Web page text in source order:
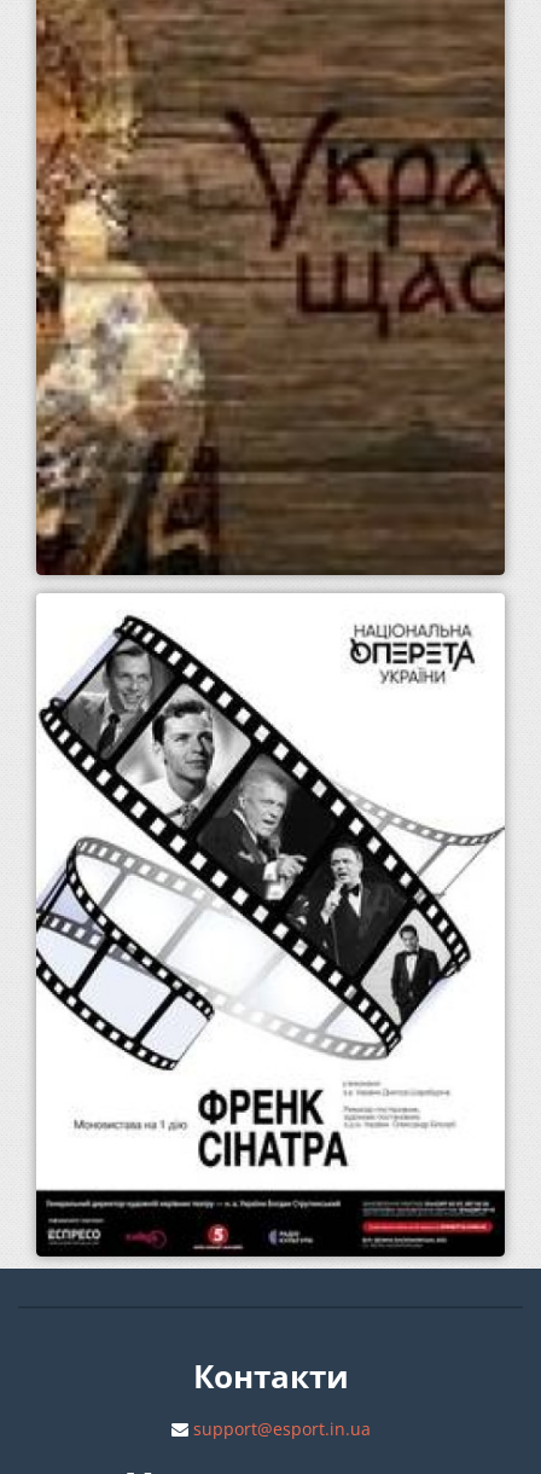
Контакти
support@esport.in.ua